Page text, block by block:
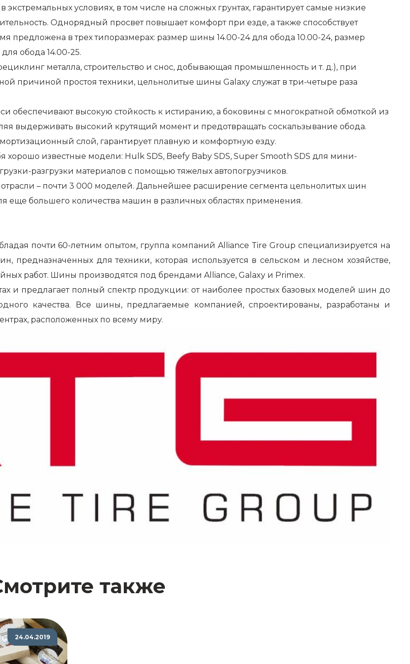
условиях, в том числе на сложных грунтах, гарантирует самые низкие
Однорядный просвет повышает комфорт при езде, а также способствует
предложена в трех типоразмерах: размер шины 14.00-24 для обода 10.00-24, размер
обода 14.00-25.
металла, строительство и снос, добывающая промышленность и т. д.), при
причиной простоя техники, цельнолитые шины Galaxy служат в три-четыре раза
обеспечивают высокую стойкость к истиранию, а боковины с многократной обмоткой из
выдерживать высокий крутящий момент и предотвращать соскальзывание обода.
слой, гарантирует плавную и комфортную езду.
известные модели: Hulk SDS, Beefy Baby SDS, Super Smooth SDS для мини-
разгрузки материалов с помощью тяжелых автопогрузчиков.
– почти 3 000 моделей. Дальнейшее расширение сегмента цельнолитых шин
большего количества машин в различных областях применения.
почти 60-летним опытом, группа компаний Alliance Tire Group специализируется на
предназначенных для техники, которая используется в сельском и лесном хозяйстве,
работ. Шины производятся под брендами Alliance, Galaxy и Primex.
и предлагает полный спектр продукции: от наиболее простых базовых моделей шин до
качества. Все шины, предлагаемые компанией, спроектированы, разработаны и
расположенных по всему миру.
также
24.04.2019